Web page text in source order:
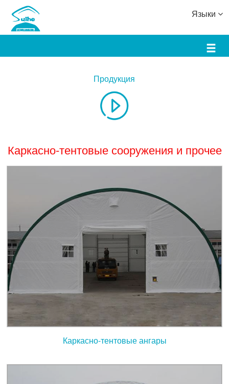
Языки
Продукция
Каркасно-тентовые сооружения и прочее
Каркасно-тентовые ангары